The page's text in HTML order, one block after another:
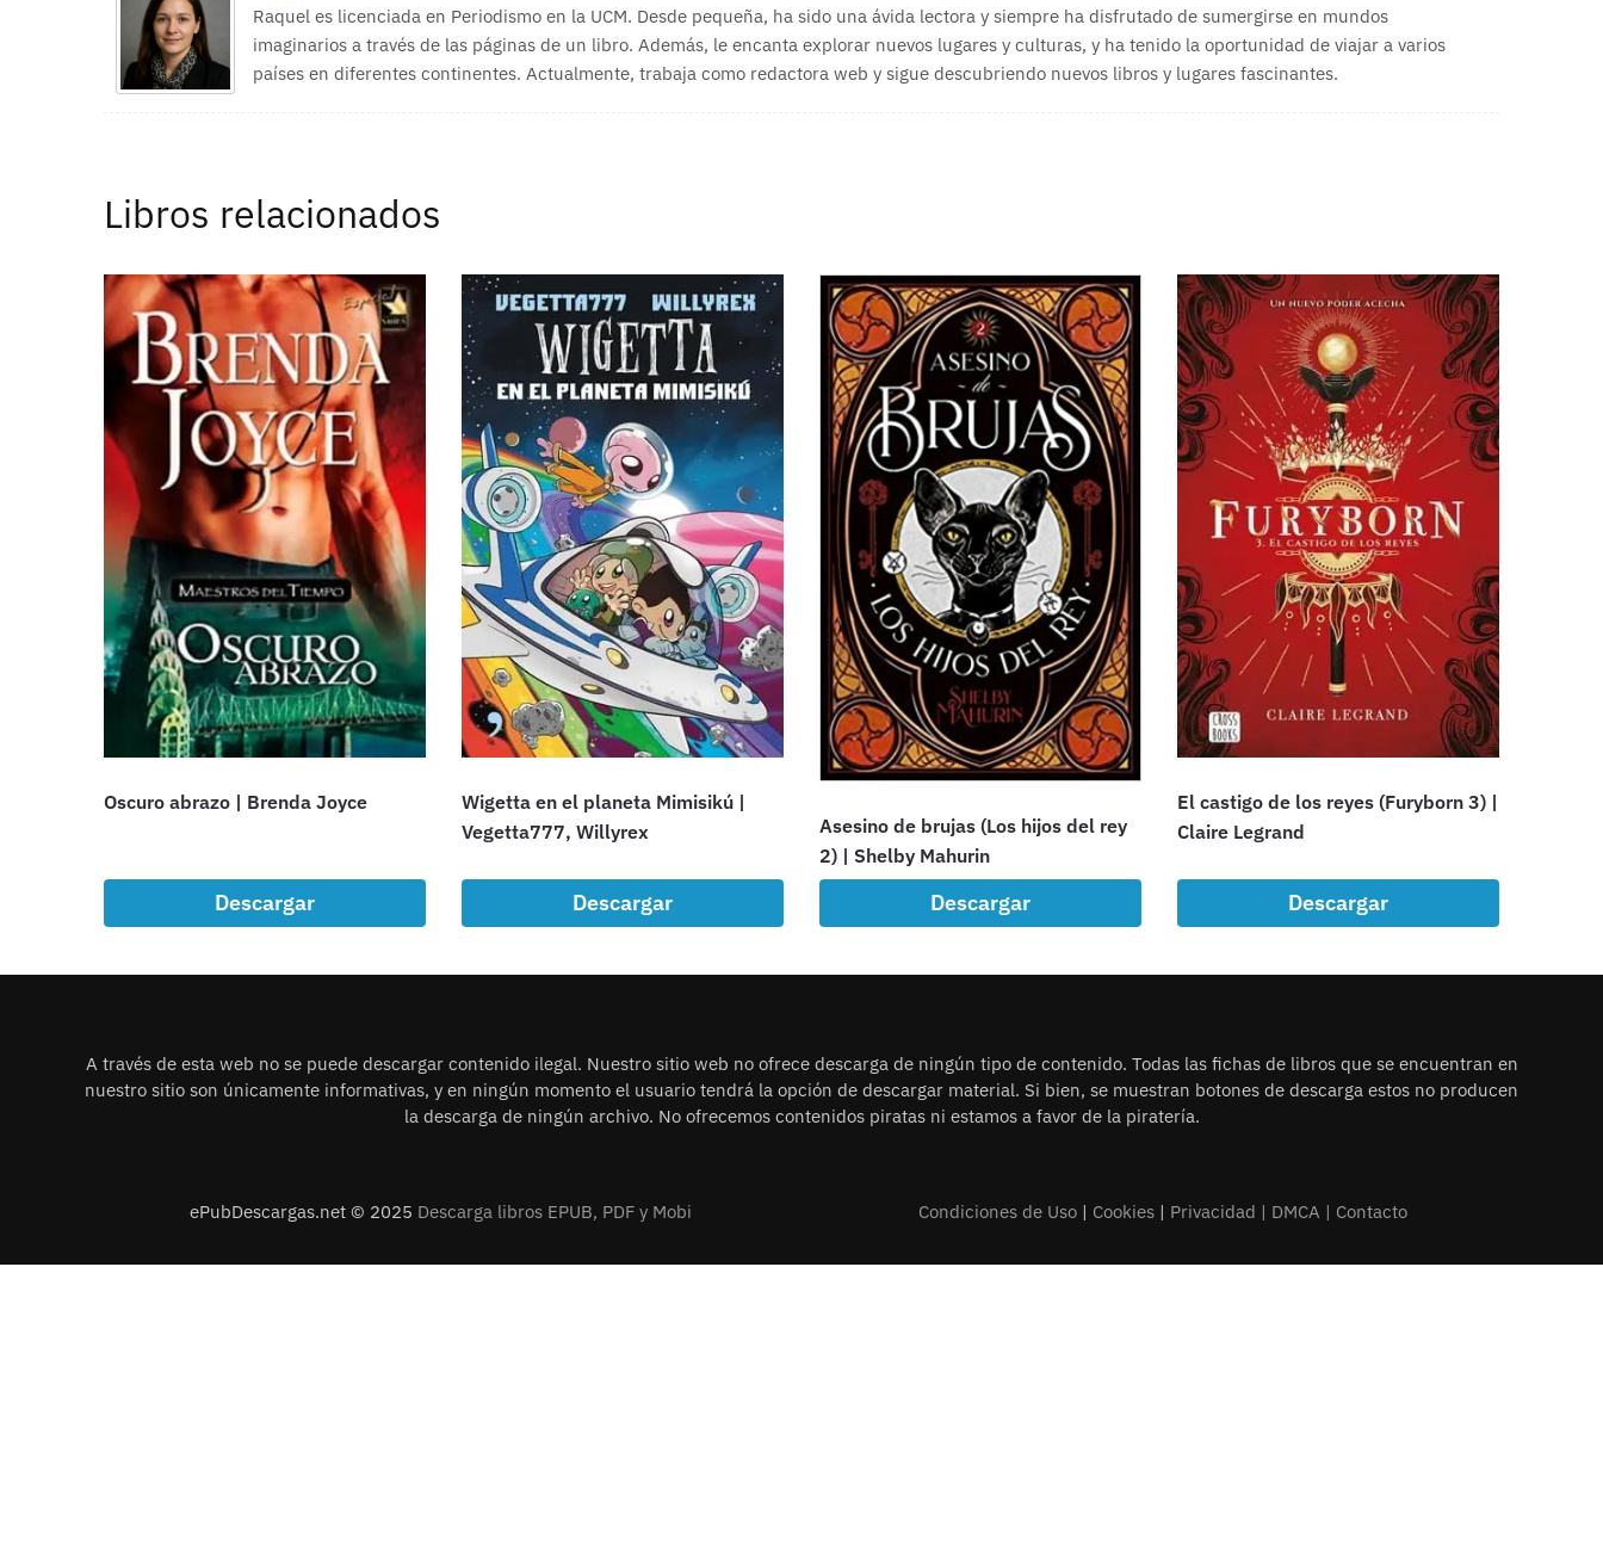
Raquel es licenciada en Periodismo en la UCM. Desde pequeña, ha sido una ávida lectora y siempre ha disfrutado de sumergirse en mundos
imaginarios a través de las páginas de un libro. Además, le encanta explorar nuevos lugares y culturas, y ha tenido la oportunidad de viajar a varios
países en diferentes continentes. Actualmente, trabaja como redactora web y sigue descubriendo nuevos libros y lugares fascinantes.
Libros relacionados
Oscuro abrazo | Brenda Joyce
Descargar
Wigetta en el planeta Mimisikú |
Vegetta777, Willyrex
Descargar
Asesino de brujas (Los hijos del rey
2) | Shelby Mahurin
Descargar
El castigo de los reyes (Furyborn 3) |
Claire Legrand
Descargar
A través de esta web no se puede descargar contenido ilegal. Nuestro sitio web no ofrece descarga de ningún tipo de contenido. Todas las fichas de libros que se encuentran en
nuestro sitio son únicamente informativas, y en ningún momento el usuario tendrá la opción de descargar material. Si bien, se muestran botones de descarga estos no producen
la descarga de ningún archivo. No ofrecemos contenidos piratas ni estamos a favor de la piratería.
ePubDescargas.net © 2025 Descarga libros EPUB, PDF y Mobi Condiciones de Uso| Cookies| Privacidad | DMCA | Contacto